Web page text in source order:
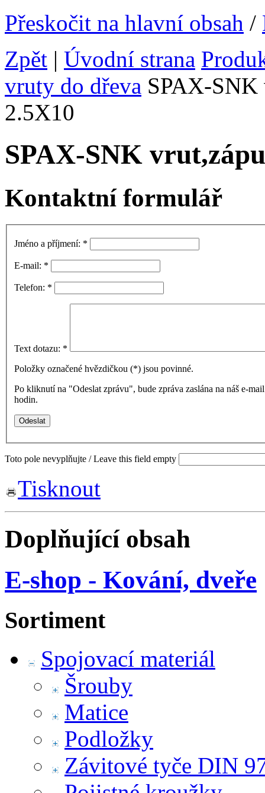
Přeskočit na hlavní obsah /
Zpět | Úvodní strana
vruty do dřeva SPAX-
2.5X10
SPAX-SNK
Kontaktní formulář
Jméno a příjmení: *
E-mail: *
Telefon: *
Text dotazu: *
Položky označené hvězdičkou (*) jsou povinné.
Po kliknutí na "Odeslat zprávu", bude zpráva zaslána na náš e-
hodin.
Toto pole nevyplňujte / Leave this field empty
Tisknout
Doplňující obsah
E-shop - Kování, dveře
Sortiment
Spojovací materiál
Šrouby
Matice
Podložky
Závitové tyče DIN